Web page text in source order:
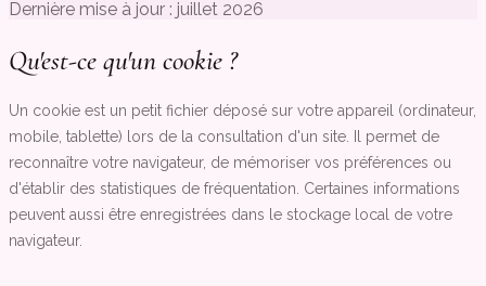
Dernière mise à jour : juillet 2026
Qu'est-ce qu'un cookie ?
Un cookie est un petit fichier déposé sur votre appareil (ordinateur,
mobile, tablette) lors de la consultation d'un site. Il permet de
reconnaître votre navigateur, de mémoriser vos préférences ou
d'établir des statistiques de fréquentation. Certaines informations
peuvent aussi être enregistrées dans le stockage local de votre
navigateur.